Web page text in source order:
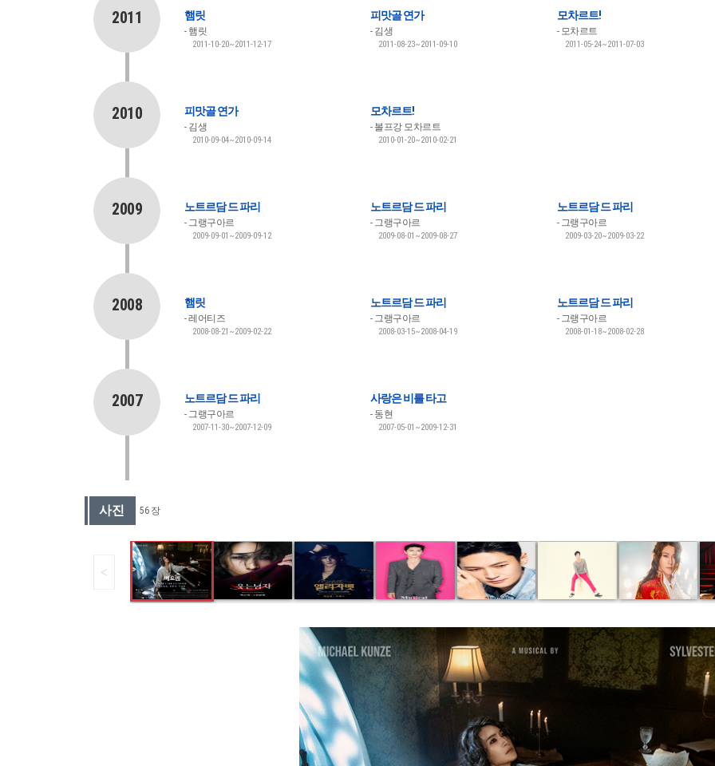
2011 햄릿
햄릿
2011-10-20~2011-12-17
피맛골 연가
김생
2011-08-23~2011-09-10
모차르트!
모차르트
2011-05-24~2011-07-03
2010 피맛골 연가
김생
2010-09-04~2010-09-14
모차르트!
볼프강 모차르트
2010-01-20~2010-02-21
2009 노트르담 드 파리
그랭구아르
2009-09-01~2009-09-12
노트르담 드 파리
그랭구아르
2009-08-01~2009-08-27
노트르담 드 파리
그랭구아르
2009-03-20~2009-03-22
2008 햄릿
레어티즈
2008-08-21~2009-02-22
노트르담 드 파리
그랭구아르
2008-03-15~2008-04-19
노트르담 드 파리
그랭구아르
2008-01-18~2008-02-28
2007 노트르담 드 파리
그랭구아르
2007-11-30~2007-12-09
사랑은 비를 타고
동현
2007-05-01~2009-12-31
사진 56 장